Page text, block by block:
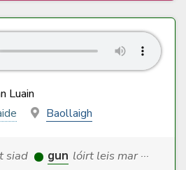
Luain
Baollaigh
siad gun lóirt leis mar ···